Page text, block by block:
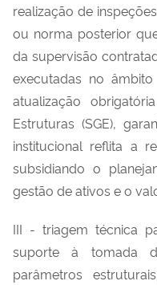
realização de
ou norma posterior
da supervisão
executadas no
atualização
Estruturas (SGE),
institucional reflita a
subsidiando o
gestão de ativos e o
III - triagem técnica
suporte à tomada
parâmetros